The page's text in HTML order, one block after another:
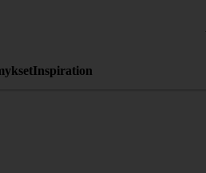
Inspiration